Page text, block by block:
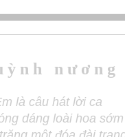
ỳ n h n ư ơ n g
là câu hát lời ca
dáng loài hoa